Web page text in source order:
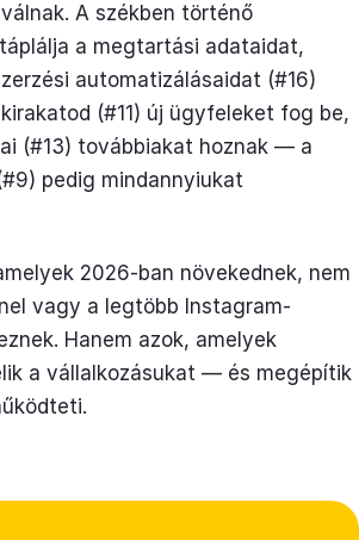
A székben történő
a megtartási adataidat,
automatizálásaidat (#16)
(#11) új ügyfeleket fog be,
(#13) továbbiakat hoznak — a
pedig mindannyiukat
2026-ban növekednek, nem
vagy a legtöbb Instagram-
Hanem azok, amelyek
a vállalkozásukat — és megépítik